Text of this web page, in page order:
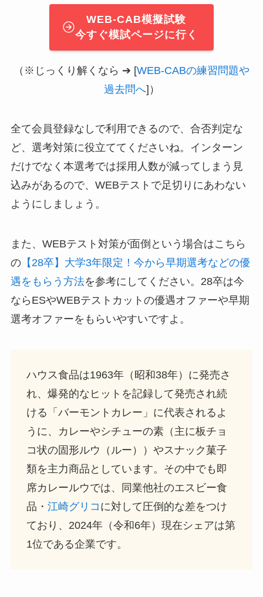
WEB-CAB模擬試験
今すぐ模試ページに行く
（※じっくり解くなら ➔ [WEB-CABの練習問題や
過去問へ]）
全て会員登録なしで利用できるので、合否判定な
ど、選考対策に役立ててくださいね。インターン
だけでなく本選考では採用人数が減ってしまう見
込みがあるので、WEBテストで足切りにあわない
ようにしましょう。
また、WEBテスト対策が面倒という場合はこちら
の【28卒】大学3年限定！今から早期選考などの優
遇をもらう方法を参考にしてください。28卒は今
ならESやWEBテストカットの優遇オファーや早期
選考オファーをもらいやすいですよ。
ハウス食品は1963年（昭和38年）に発売さ
れ、爆発的なヒットを記録して発売され続
ける「バーモントカレー」に代表されるよ
うに、カレーやシチューの素（主に板チョ
コ状の固形ルウ（ルー））やスナック菓子
類を主力商品としています。その中でも即
席カレールウでは、同業他社のエスビー食
品・ 江崎グリコ に対して圧倒的な差をつけ
ており、2024年（令和6年）現在シェアは第
1位である企業です。